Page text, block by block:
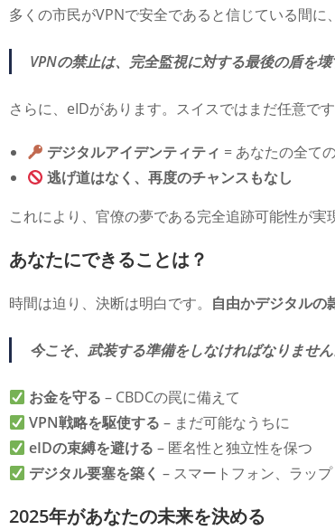
多くの市民がVPNで安全であると信じている間に
VPNの禁止は、完全監視に対する最後の盾を壊
さらに、eIDがあります。スイスではまだ任意で
デジタルアイデンティティ = あなたの全て
逃げ道はなく、再度のチャンスもなし
これにより、官僚の夢である完全追跡可能性が実
あなたにできることは？
時間は迫り、決断は明白です。 自由かデジタルの
今こそ、武装する準備をしなければなりません
お金を守る – CBDCの罠に備えて
VPN戦略を駆使する – まだ可能なうちに
eIDの束縛を避ける – 匿名性と独立性を保つ
デジタル要塞を築く – スマートフォン、ラッ
2025年があなたの未来を決める